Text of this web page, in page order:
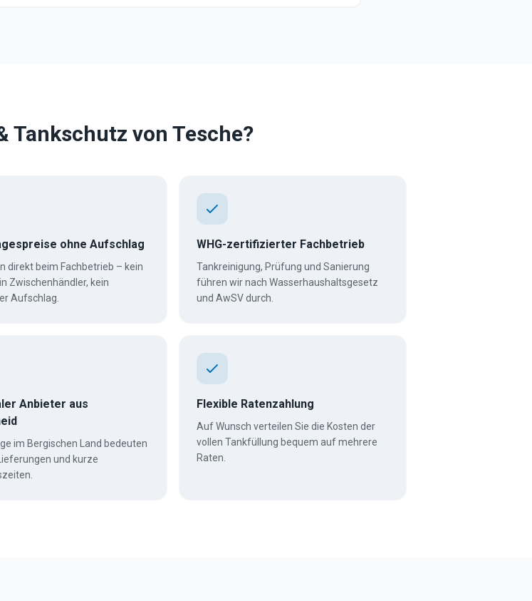
Tankschutz von Tesche?
ohne Aufschlag
direkt beim Fachbetrieb – kein
Zwischenhändler, kein
Aufschlag.
WHG-zertifizierter Fachbetrieb
Tankreinigung, Prüfung und Sanierung
führen wir nach Wasserhaushaltsgesetz
und AwSV durch.
Anbieter aus
im Bergischen Land bedeuten
und kurze
Flexible Ratenzahlung
Auf Wunsch verteilen Sie die Kosten der
vollen Tankfüllung bequem auf mehrere
Raten.